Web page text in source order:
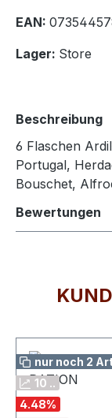
EAN:
Lager: Store
Beschreibung
6 Flaschen
Portugal,
Bouschet,
Bewertungen
nur noch 2
10 ..
4.48%